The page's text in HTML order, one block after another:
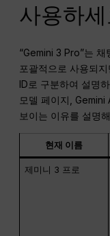
사용하
“Gemini 3 Pro”는
포괄적으로 사용되
ID로 구분하여 설명
모델 페이지,
보이는 이유를 설명
현재 이름
제미니 3 프로